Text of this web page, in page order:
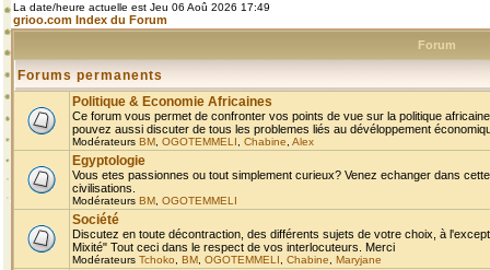
La date/heure actuelle est Jeu 06 Aoû 2026 17:49
grioo.com Index du Forum
Forum
Forums permanents
Politique & Economie Africaines
Ce forum vous permet de confronter vos points de vue sur la politique
pouvez aussi discuter de tous les problemes liés au dévéloppement
Modérateurs BM OGOTEMMELI Chabine Alex
Egyptologie
Vous etes passionnes ou tout simplement curieux? Venez echanger dans
civilisations.
Modérateurs BM OGOTEMMELI
Société
Discutez en toute décontraction, des différents sujets de votre choix, à
Mixité" Tout ceci dans le respect de vos interlocuteurs. Merci
Modérateurs Tchoko BM OGOTEMMELI Chabine Maryjane